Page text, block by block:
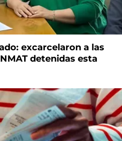
excarcelaron a las
detenidas esta